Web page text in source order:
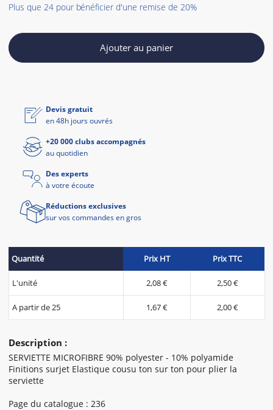
Plus que 24 pour bénéficier d'une remise de 20%
Ajouter au panier
Description :
SERVIETTE MICROFIBRE 90% polyester - 10% polyamide
Finitions surjet Elastique cousu ton sur ton pour plier la
serviette
Page du catalogue : 236
Devis gratuit
en 48h jours ouvrés
+20 000 clubs accompagnés
au quotidien
Des experts
à votre écoute
Réductions exclusives
sur vos commandes en gros
Quantité Prix HT Prix TTC
L'unité 2,08 € 2,50 €
A partir de 25 1,67 € 2,00 €